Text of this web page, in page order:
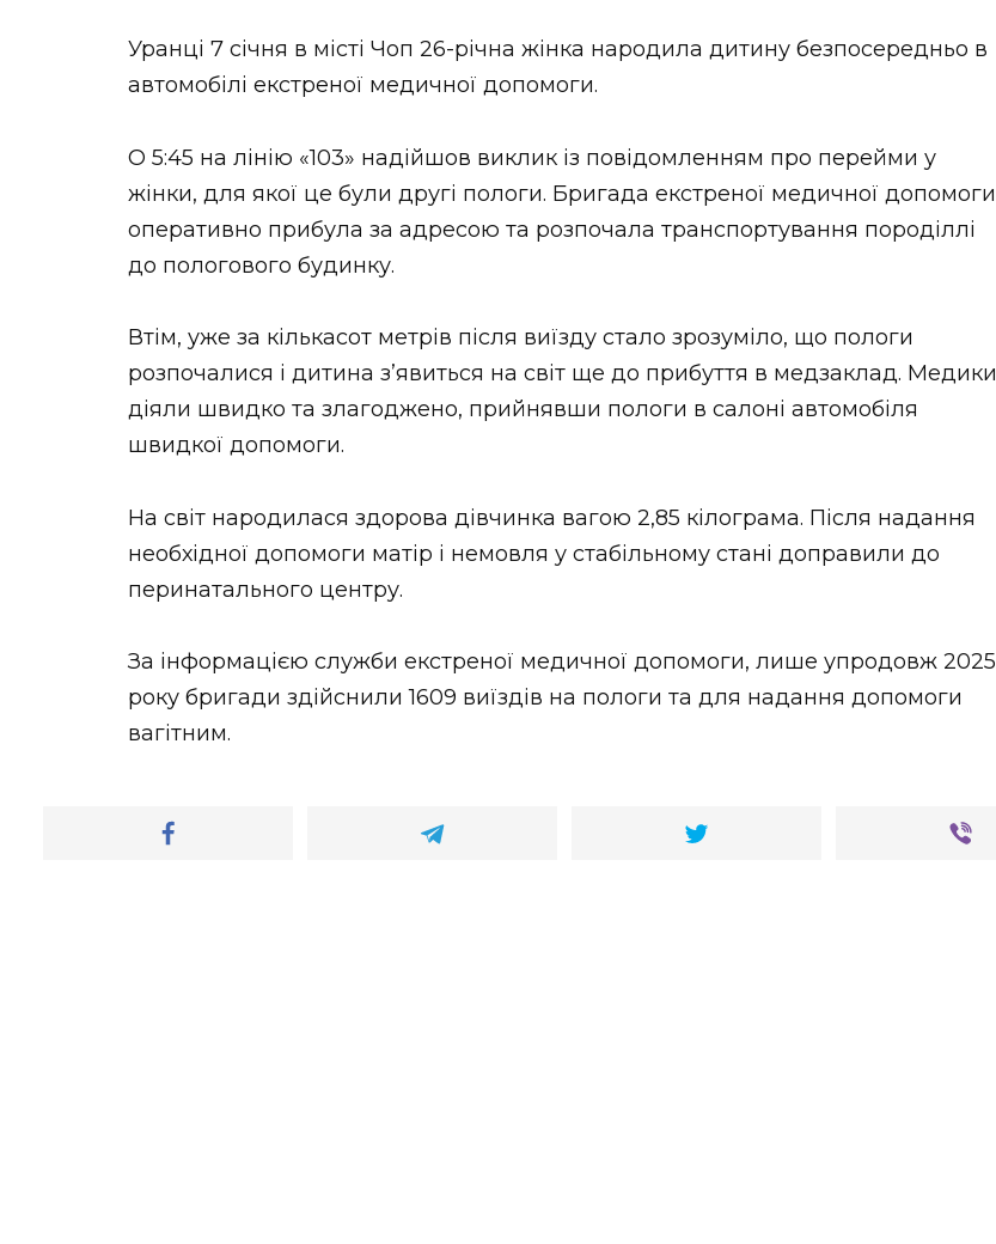
Уранці 7 січня в місті Чоп 26-річна жінка народила дитину безпосередньо в
автомобілі екстреної медичної допомоги.
О 5:45 на лінію «103» надійшов виклик із повідомленням про перейми у
жінки, для якої це були другі пологи. Бригада екстреної медичної допомоги
оперативно прибула за адресою та розпочала транспортування породіллі
до пологового будинку.
Втім, уже за кількасот метрів після виїзду стало зрозуміло, що пологи
розпочалися і дитина з’явиться на світ ще до прибуття в медзаклад. Медики
діяли швидко та злагоджено, прийнявши пологи в салоні автомобіля
швидкої допомоги.
На світ народилася здорова дівчинка вагою 2,85 кілограма. Після надання
необхідної допомоги матір і немовля у стабільному стані доправили до
перинатального центру.
За інформацією служби екстреної медичної допомоги, лише упродовж 2025
року бригади здійснили 1609 виїздів на пологи та для надання допомоги
вагітним.